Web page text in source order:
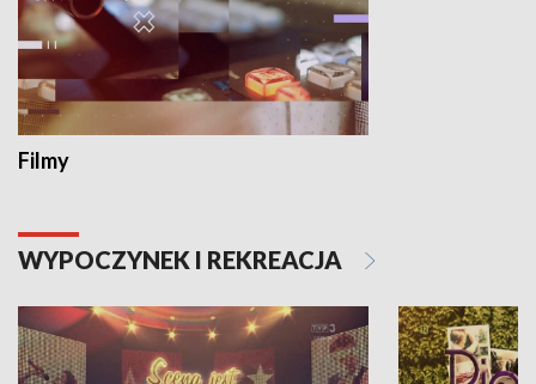
Filmy
WYPOCZYNEK I REKREACJA